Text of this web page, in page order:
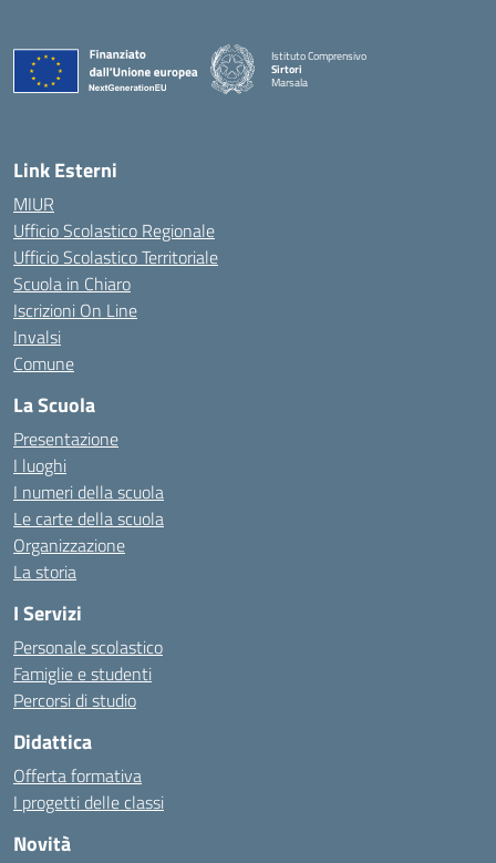
Istituto Comprensivo
Sirtori
Marsala
Link Esterni
MIUR
Ufficio Scolastico Regionale
Ufficio Scolastico Territoriale
Scuola in Chiaro
Iscrizioni On Line
Invalsi
Comune
La Scuola
Presentazione
I luoghi
I numeri della scuola
Le carte della scuola
Organizzazione
La storia
I Servizi
Personale scolastico
Famiglie e studenti
Percorsi di studio
Didattica
Offerta formativa
I progetti delle classi
Novità